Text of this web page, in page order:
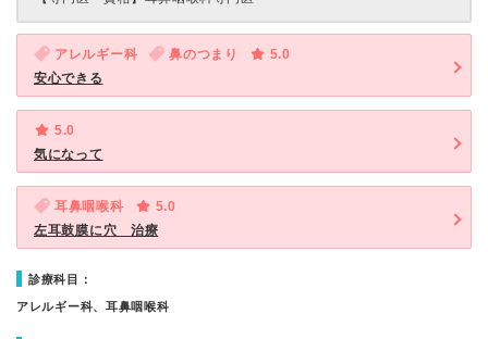
アレルギー科 鼻のつまり
5.0
安心できる
5.0
気になって
耳鼻咽喉科
5.0
左耳鼓膜に穴 治療
診療科目：
アレルギー科、耳鼻咽喉科